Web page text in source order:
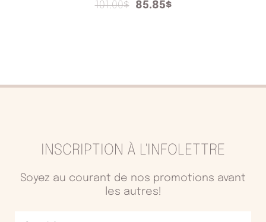
101.00$ 85.85$
INSCRIPTION À L'INFOLETTRE
Soyez au courant de nos promotions avant
les autres!